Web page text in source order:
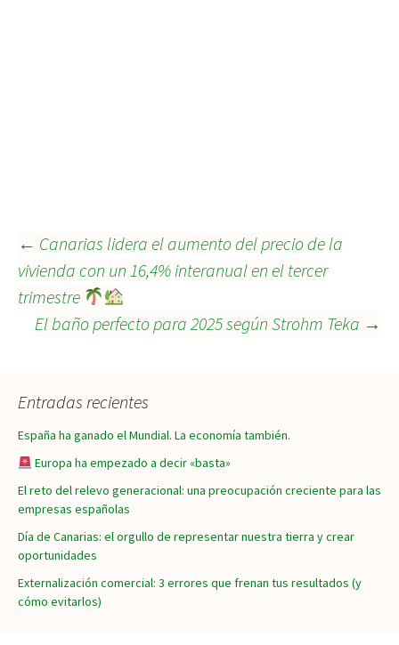
Navegación
de
← Canarias lidera el aumento del precio de la
vivienda con un 16,4% interanual en el tercer
trimestre
El baño perfecto para 2025 según Strohm Teka →
Entradas recientes
España ha ganado el Mundial. La economía también.
Europa ha empezado a decir «basta»
El reto del relevo generacional: una preocupación creciente para las
empresas españolas
Día de Canarias: el orgullo de representar nuestra tierra y crear
oportunidades
Externalización comercial: 3 errores que frenan tus resultados (y
cómo evitarlos)